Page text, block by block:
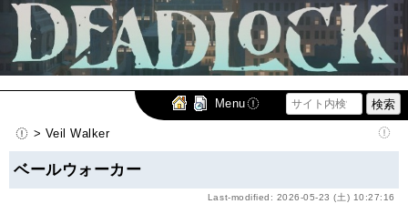
Menu
> Veil Walker
ベールウォーカー
Last-modified: 2026-05-23 (土) 10:27:16